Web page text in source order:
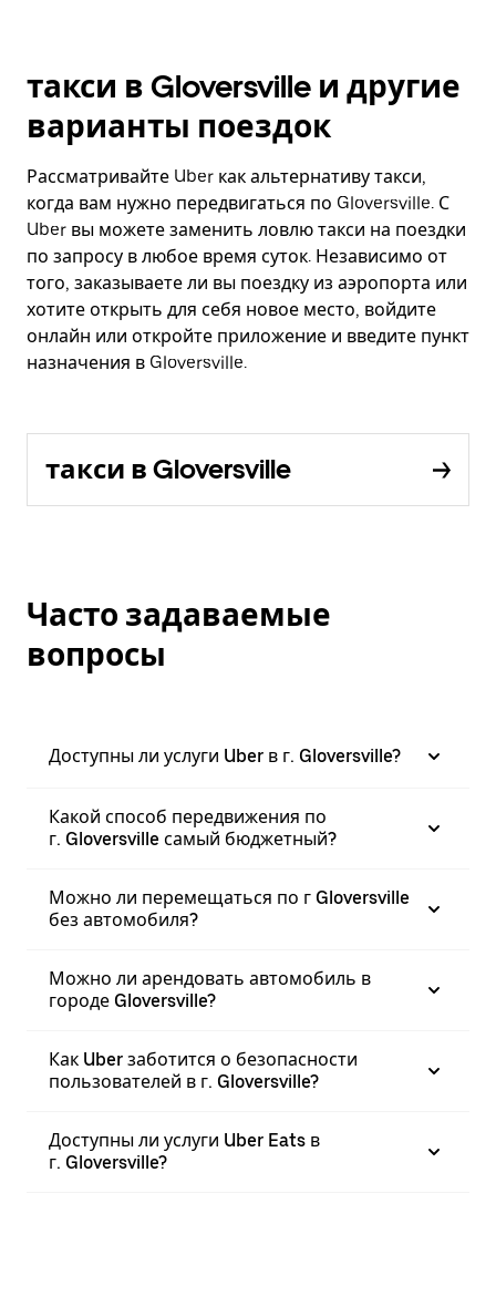
такси в Gloversville и другие
варианты поездок
Рассматривайте Uber как альтернативу такси,
когда вам нужно передвигаться по Gloversville. С
Uber вы можете заменить ловлю такси на поездки
по запросу в любое время суток. Независимо от
того, заказываете ли вы поездку из аэропорта или
хотите открыть для себя новое место, войдите
онлайн или откройте приложение и введите пункт
назначения в Gloversville.
такси в Gloversville
Часто задаваемые
вопросы
Доступны ли услуги Uber в г. Gloversville?
Какой способ передвижения по
г. Gloversville самый бюджетный?
Можно ли перемещаться по г Gloversville
без автомобиля?
Можно ли арендовать автомобиль в
городе Gloversville?
Как Uber заботится о безопасности
пользователей в г. Gloversville?
Доступны ли услуги Uber Eats в
г. Gloversville?